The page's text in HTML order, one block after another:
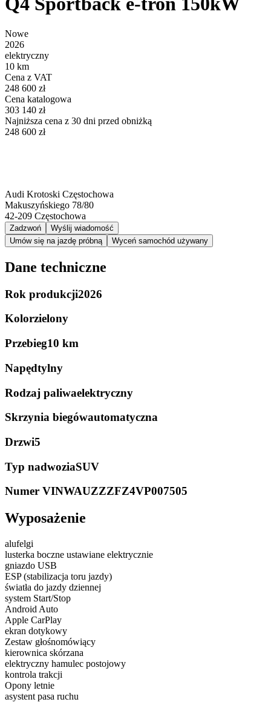
Nowe
2026
elektryczny
10 km
Cena z VAT
248 600 zł
Cena katalogowa
303 140 zł
Najniższa cena z 30 dni przed obniżką
248 600 zł
Audi Krotoski Częstochowa
Makuszyńskiego 78/80
42-209 Częstochowa
Zadzwoń
Wyślij wiadomość
Umów się na jazdę próbną
Wyceń samochód używany
Dane techniczne
Rok produkcji2026
Kolorzielony
Przebieg10 km
Napędtylny
Rodzaj paliwaelektryczny
Skrzynia biegówautomatyczna
Drzwi5
Typ nadwoziaSUV
Numer VINWAUZZZFZ4VP007505
Wyposażenie
alufelgi
lusterka boczne ustawiane elektrycznie
gniazdo USB
ESP (stabilizacja toru jazdy)
światła do jazdy dziennej
system Start/Stop
Android Auto
Apple CarPlay
ekran dotykowy
Zestaw głośnomówiący
kierownica skórzana
elektryczny hamulec postojowy
kontrola trakcji
Opony letnie
asystent pasa ruchu